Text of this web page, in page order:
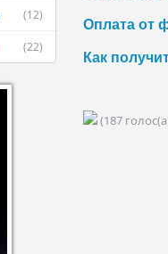
(12)
(22)
Оплата от
Как
(187